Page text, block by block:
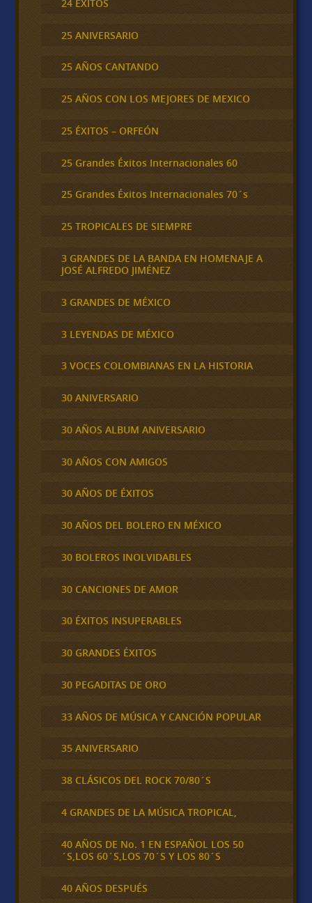
24 ÉXITOS
25 ANIVERSARIO
25 AÑOS CANTANDO
25 AÑOS CON LOS MEJORES DE MEXICO
25 ÉXITOS – ORFEÓN
25 Grandes Éxitos Internacionales 60
25 Grandes Éxitos Internacionales 70´s
25 TROPICALES DE SIEMPRE
3 GRANDES DE LA BANDA EN HOMENAJE A
JOSÉ ALFREDO JIMÉNEZ
3 GRANDES DE MÉXICO
3 LEYENDAS DE MÉXICO
3 VOCES COLOMBIANAS EN LA HISTORIA
30 ANIVERSARIO
30 AÑOS ALBUM ANIVERSARIO
30 AÑOS CON AMIGOS
30 AÑOS DE ÉXITOS
30 AÑOS DEL BOLERO EN MÉXICO
30 BOLEROS INOLVIDABLES
30 CANCIONES DE AMOR
30 ÉXITOS INSUPERABLES
30 GRANDES ÉXITOS
30 PEGADITAS DE ORO
33 AÑOS DE MÚSICA Y CANCIÓN POPULAR
35 ANIVERSARIO
38 CLÁSICOS DEL ROCK 70/80´S
4 GRANDES DE LA MÚSICA TROPICAL,
40 AÑOS DE No. 1 EN ESPAÑOL LOS 50
´S,LOS 60´S,LOS 70´S Y LOS 80´S
40 AÑOS DESPUÉS